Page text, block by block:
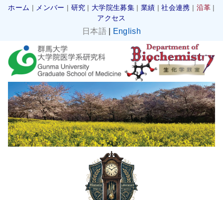
ホーム | メンバー | 研究 | 大学院生募集 | 業績 | 社会連携 | 沿革 |
アクセス
日本語| English